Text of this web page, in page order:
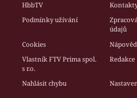
HbbTV
Podmínky užívání
údajů
Cookies
Vlastník FTV Prima spol.
s r.o.
Redakce
Nahlásit chybu